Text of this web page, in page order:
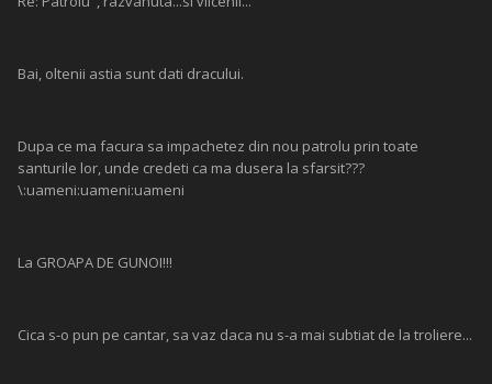
Bai, oltenii astia sunt dati dracului.
Dupa ce ma facura sa impachetez din nou patrolu prin toate
santurile lor, unde credeti ca ma dusera la sfarsit???
\:uameni:uameni:uameni
La GROAPA DE GUNOI!!!
Cica s-o pun pe cantar, sa vaz daca nu s-a mai subtiat de la troliere...